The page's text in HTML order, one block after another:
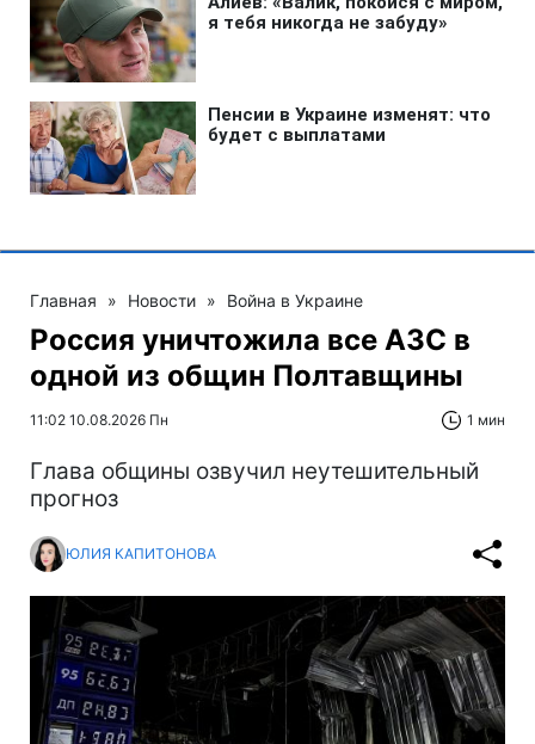
Главная » Новости » Война в Украине
Россия уничтожила все АЗС в
одной из общин Полтавщины
11:02 10.08.2026 Пн 1 мин
Глава общины озвучил неутешительный
прогноз
ЮЛИЯ КАПИТОНОВА